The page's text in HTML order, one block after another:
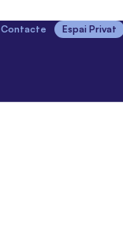
Contacte Espai Privat